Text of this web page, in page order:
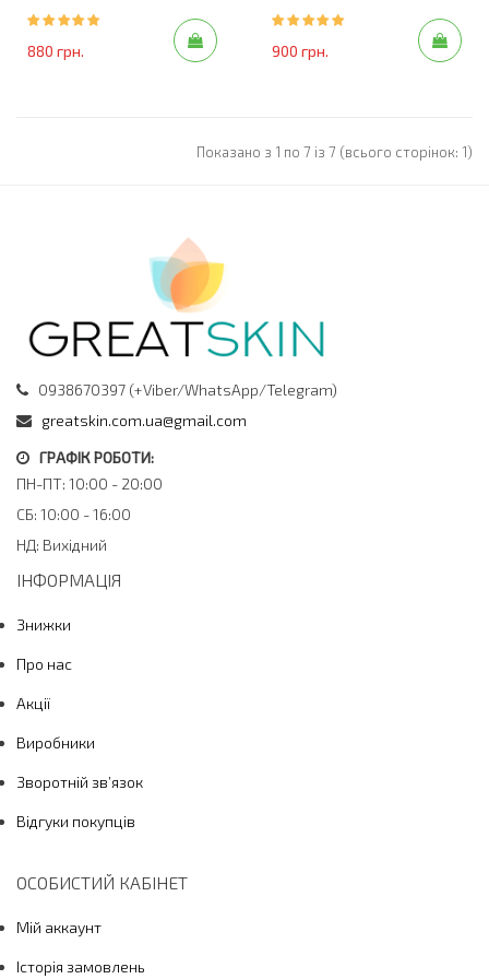
880 грн. 900 грн.
Показано з 1 по 7 із 7 (всього сторінок: 1)
0938670397 (+Viber/WhatsApp/Telegram)
greatskin.com.ua@gmail.com
ГРАФІК РОБОТИ:
ПН-ПТ: 10:00 - 20:00
СБ: 10:00 - 16:00
НД: Вихідний
ІНФОРМАЦІЯ
Знижки
Про нас
Акції
Виробники
Зворотній зв’язок
Відгуки покупців
ОСОБИСТИЙ КАБІНЕТ
Мій аккаунт
Історія замовлень